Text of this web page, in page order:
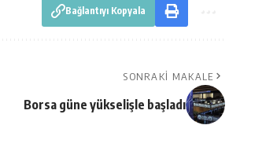
Bağlantıyı Kopyala
SONRAKI MAKALE
Borsa güne yükselişle başladı